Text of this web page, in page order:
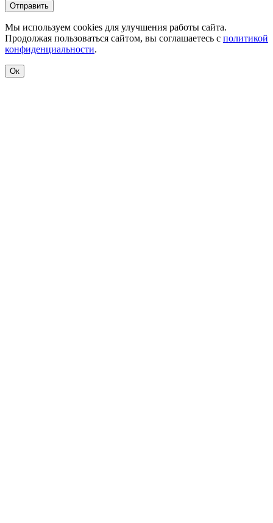
Отправить
Мы используем cookies для улучшения работы сайта.
Продолжая пользоваться сайтом, вы соглашаетесь с политикой
конфиденциальности.
Ок